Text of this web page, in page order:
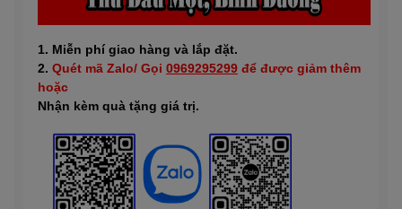
1. Miễn phí giao hàng và lắp đặt.
2. Quét mã Zalo/ Gọi 0969295299 để được giảm thêm
hoặc
Nhận kèm quà tặng giá trị.